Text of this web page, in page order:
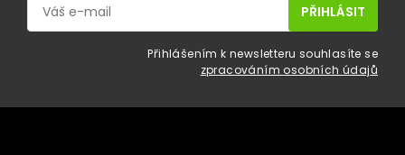
Přihlášením k newsletteru souhlasíte se
zpracováním osobních údajů